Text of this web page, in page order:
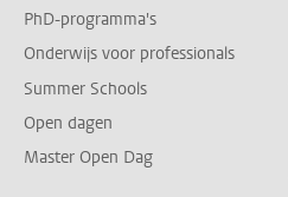
PhD-programma's
Onderwijs voor professionals
Summer Schools
Open dagen
Master Open Dag